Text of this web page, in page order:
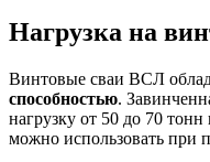
Нагрузка на
Винтовые сваи ВСЛ
способностью.
нагрузку от 50 до 70
можно использовать при